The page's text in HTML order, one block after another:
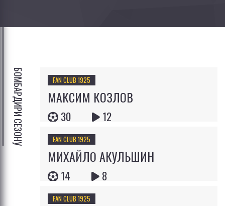
БОМБАРДИРИ СЕЗОНУ FAN CLUB 1925
МАКСИМ КОЗЛОВ
30 12
FAN CLUB 1925
МИХАЙЛО АКУЛЬШИН
14 8
FAN CLUB 1925